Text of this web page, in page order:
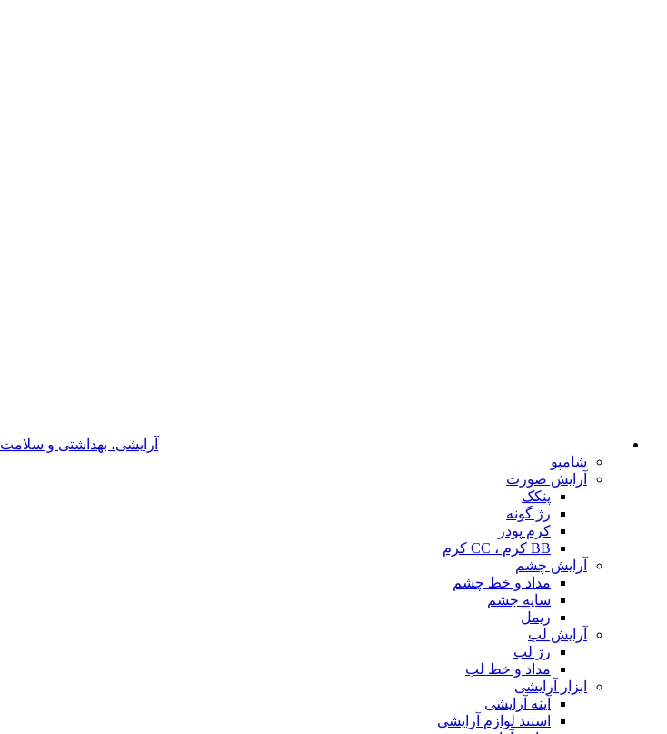
آرایشی، بهداشتی و سلامت
شامپو
آرایش صورت
پنکک
رژ گونه
کرم پودر
BB کرم ، CC کرم
آرایش چشم
مداد و خط چشم
سایه چشم
ریمل
آرایش لب
رژ لب
مداد و خط لب
ابزار آرایشی
آینه آرایشی
استند لوازم آرایشی